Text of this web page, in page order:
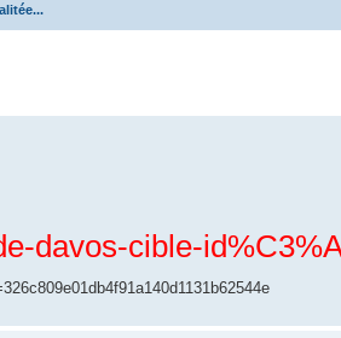
davos-cible-